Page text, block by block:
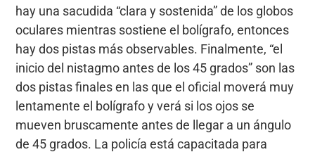
hay una sacudida “clara y sostenida” de los globos
oculares mientras sostiene el bolígrafo, entonces
hay dos pistas más observables. Finalmente, “el
inicio del nistagmo antes de los 45 grados” son las
dos pistas finales en las que el oficial moverá muy
lentamente el bolígrafo y verá si los ojos se
mueven bruscamente antes de llegar a un ángulo
de 45 grados. La policía está capacitada para